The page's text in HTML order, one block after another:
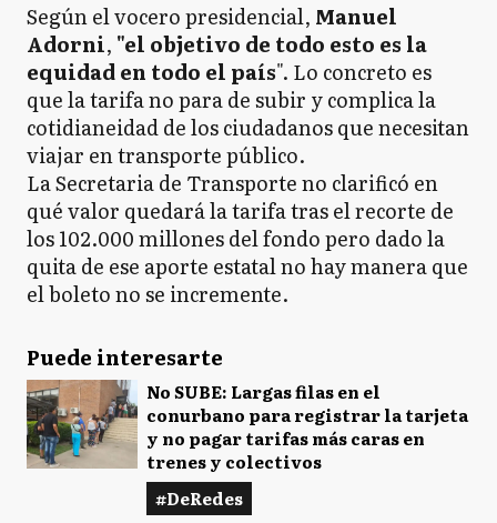
Según el vocero presidencial, Manuel
Adorni, "el objetivo de todo esto es la
equidad en todo el país". Lo concreto es
que la tarifa no para de subir y complica la
cotidianeidad de los ciudadanos que necesitan
viajar en transporte público.
La Secretaria de Transporte no clarificó en
qué valor quedará la tarifa tras el recorte de
los 102.000 millones del fondo pero dado la
quita de ese aporte estatal no hay manera que
el boleto no se incremente.
Puede interesarte
No SUBE: Largas filas en el
conurbano para registrar la tarjeta
y no pagar tarifas más caras en
trenes y colectivos
#DeRedes